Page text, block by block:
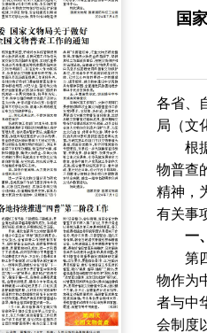
国
各省、
局（文
根
物普查
精神，
有关事
一
第
物作为
者与中
会制度